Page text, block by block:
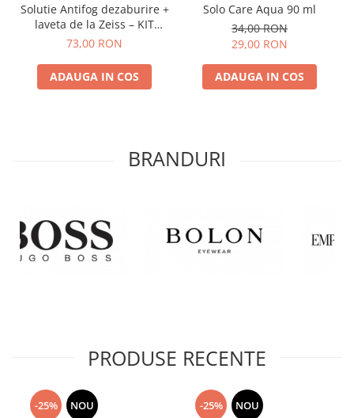
Solutie Antifog dezaburire +
laveta de la Zeiss – KIT
COMPLET
73,00 RON
ADAUGA IN COS
Solo Care Aqua 90 ml
34,00 RON
29,00 RON
ADAUGA IN COS
BRANDURI
PRODUSE RECENTE
-25% NOU -25% NOU